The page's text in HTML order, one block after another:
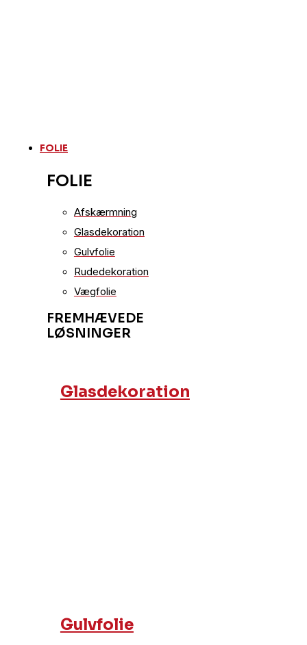
FOLIE
FOLIE
Afskærmning
Glasdekoration
Gulvfolie
Rudedekoration
Vægfolie
FREMHÆVEDE
LØSNINGER
Glasdekoration
Gulvfolie